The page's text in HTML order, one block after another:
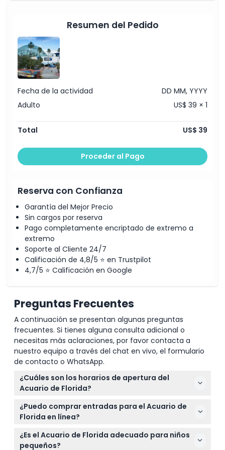
Ubicación
Política de Cancelación
Resumen del Pedido
Fecha de la actividad
DD MM, YYYY
Adulto
US$ 39 × 1
Total US$ 39
Proceder al Pago
Reserva con Confianza
Garantía del Mejor Precio
Sin cargos por reserva
Pago completamente encriptado de extremo a
extremo
Soporte al Cliente 24/7
Calificación de 4,8/5 ⭐ en Trustpilot
4,7/5 ⭐ Calificación en Google
Preguntas Frecuentes
A continuación se presentan algunas preguntas
frecuentes. Si tienes alguna consulta adicional o
necesitas más aclaraciones, por favor contacta a
nuestro equipo a través del chat en vivo, el formulario
de contacto o WhatsApp.
¿Cuáles son los horarios de apertura del
Acuario de Florida?
El Acuario de Florida está abierto de lunes a jueves
de 10:00 a.m. a 4:00 p.m. y de viernes a domingo de
confirme al momento de la reserva).
¿Puedo comprar entradas para el Acuario de
Florida en línea?
Sí, puede comprar sus entradas de forma segura
en línea aquí con anticipación. Se recomienda
¿Es el Acuario de Florida adecuado para niños
pequeños?